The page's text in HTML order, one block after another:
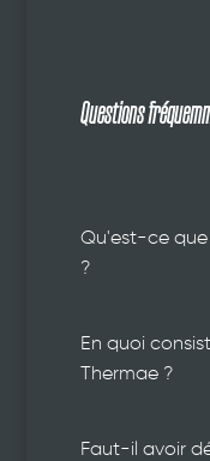
Questions
Qu'est-ce que
?
En quoi
Thermae ?
Faut-il avoir